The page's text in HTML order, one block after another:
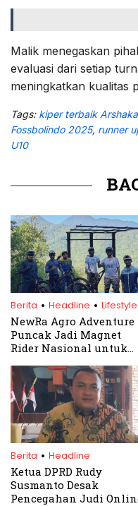
Malik menegaskan
evaluasi dari setiap
meningkatkan kualitas
Tags: kiper terbaik
Fossbolindo 2025, runner
U10
Berita . Headline . Lifestyle
NewRa Agro Adventure
Puncak Jadi Magnet
Rider Nasional untuk
Berita . Headline
Ketua DPRD Rudy
Susmanto Desak
Pencegahan Judi